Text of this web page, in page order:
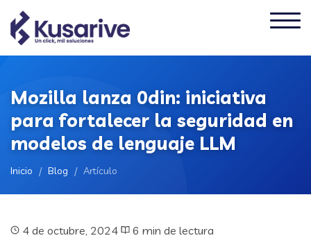
Mozilla lanza 0din: iniciativa
para fortalecer la seguridad en
modelos de lenguaje LLM
Inicio / Blog / Artículo
4 de octubre, 2024 6 min de lectura